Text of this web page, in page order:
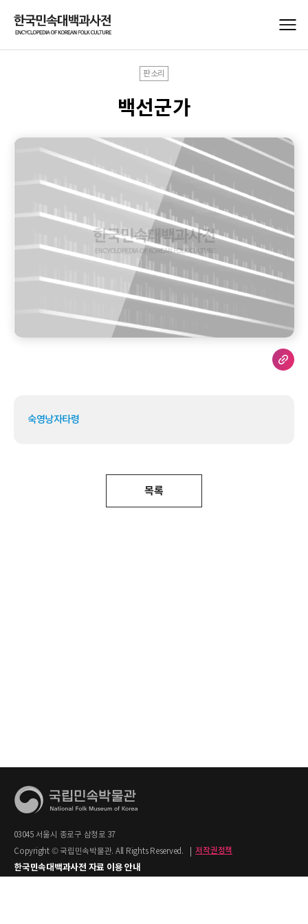
판소리
백선군가
숙영낭자타령
목록
03045 서울시 종로구 삼청로 37
Copyright © 국립민속박물관. All Rights Reserved.
저작권정책
한국민속대백과사전 자료 이용 안내